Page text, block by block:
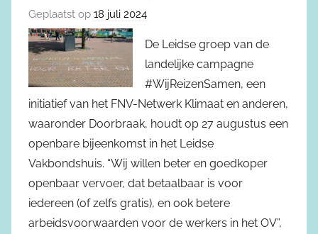
Geplaatst op 18 juli 2024
De Leidse groep van de
landelijke campagne
#WijReizenSamen, een
initiatief van het FNV-Netwerk Klimaat en anderen,
waaronder Doorbraak, houdt op 27 augustus een
openbare bijeenkomst in het Leidse
Vakbondshuis. “Wij willen beter en goedkoper
openbaar vervoer, dat betaalbaar is voor
iedereen (of zelfs gratis), en ook betere
arbeidsvoorwaarden voor de werkers in het OV”,